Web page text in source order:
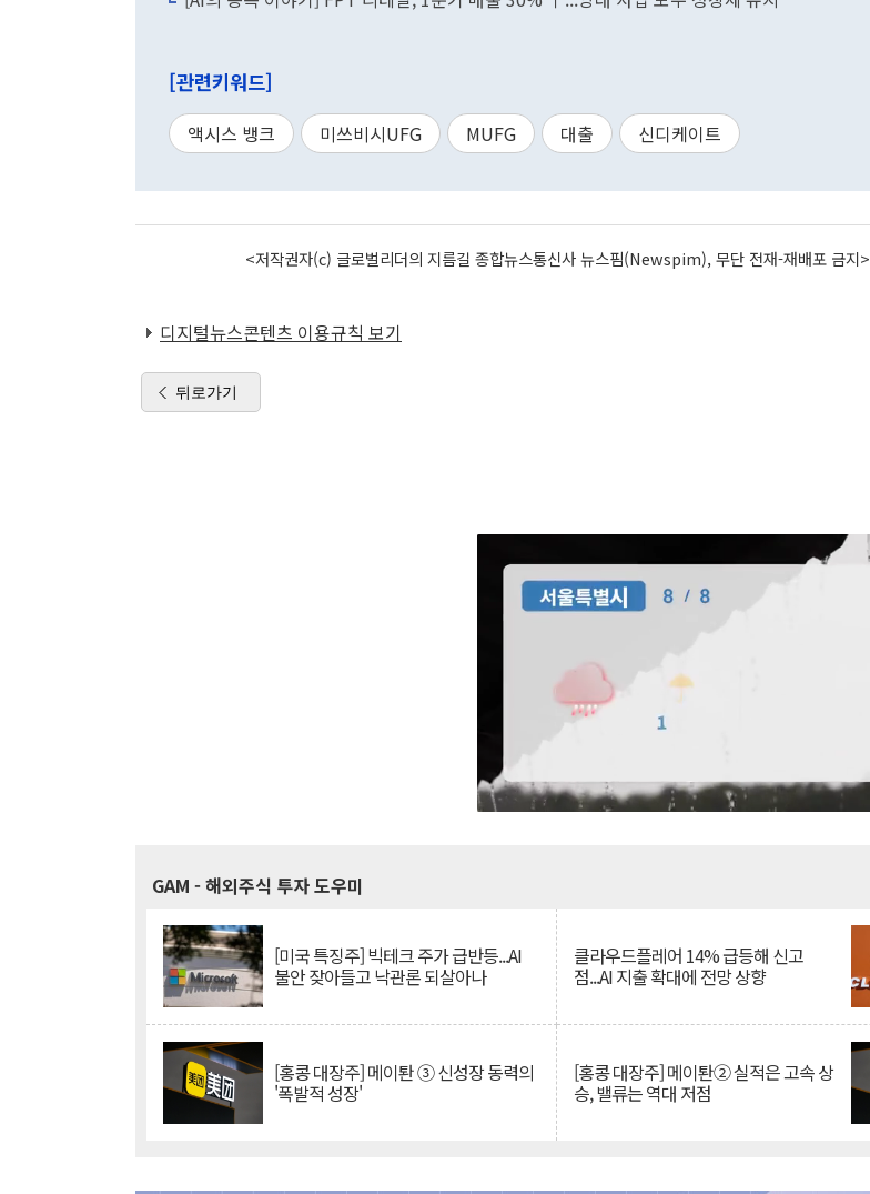
[관련키워드]
액시스 뱅크 미쓰비시UFG MUFG 대출 신디케이트
<저작권자(c) 글로벌리더의 지름길 종합뉴스통신사 뉴스핌(Newspim), 무단 전재-재배포 금지>
디지털뉴스콘텐츠 이용규칙 보기
뒤로가기
GAM - 해외주식 투자 도우미
[미국 특징주] 빅테크 주가 급반등...AI
불안 잦아들고 낙관론 되살아나
클라우드플레어 14% 급등해 신고
점...AI 지출 확대에 전망 상향
[홍콩 대장주] 메이퇀 ③ 신성장 동력의
'폭발적 성장'
[홍콩 대장주] 메이퇀② 실적은 고속 상
승, 밸류는 역대 저점